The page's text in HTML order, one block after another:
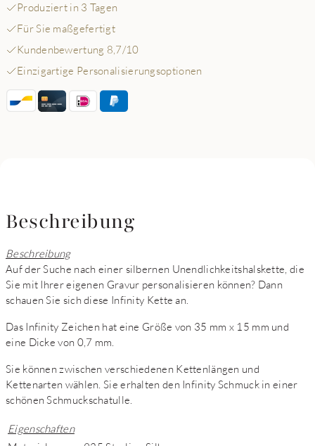
Produziert in 3 Tagen
Für Sie maßgefertigt
Kundenbewertung 8,7/10
Einzigartige Personalisierungsoptionen
Beschreibung
Beschreibung
Auf der Suche nach einer silbernen Unendlichkeitshalskette, die
Sie mit Ihrer eigenen Gravur personalisieren können? Dann
schauen Sie sich diese Infinity Kette an.
Das Infinity Zeichen hat eine Größe von 35 mm x 15 mm und
eine Dicke von 0,7 mm.
Sie können zwischen verschiedenen Kettenlängen und
Kettenarten wählen. Sie erhalten den Infinity Schmuck in einer
schönen Schmuckschatulle.
Eigenschaften